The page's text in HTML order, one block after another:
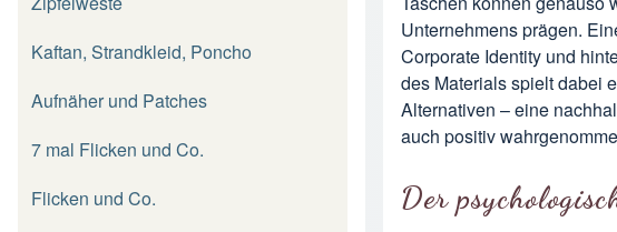
Kaftan, Strandkleid, Poncho
Aufnäher und Patches
7 mal Flicken und Co.
Flicken und Co.
Unternehmens prägen.
Corporate Identity und
des Materials spielt dabei
Alternativen – eine
auch positiv
Der